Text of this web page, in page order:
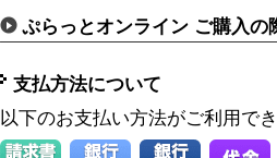
ぷらっとオンライン ご購入の
支払方法について
以下のお支払い方法がご利用で